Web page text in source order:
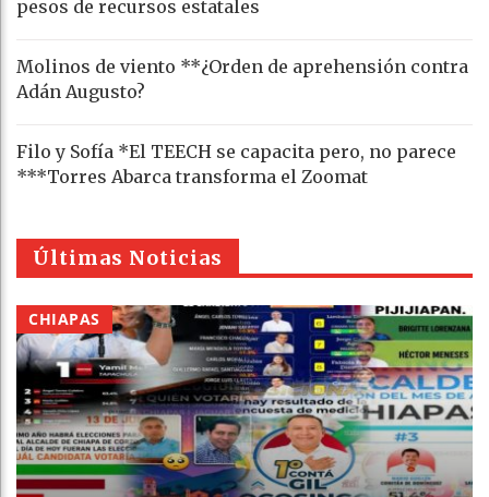
pesos de recursos estatales
Molinos de viento **¿Orden de aprehensión contra
Adán Augusto?
Filo y Sofía *El TEECH se capacita pero, no parece
***Torres Abarca transforma el Zoomat
Últimas Noticias
CHIAPAS